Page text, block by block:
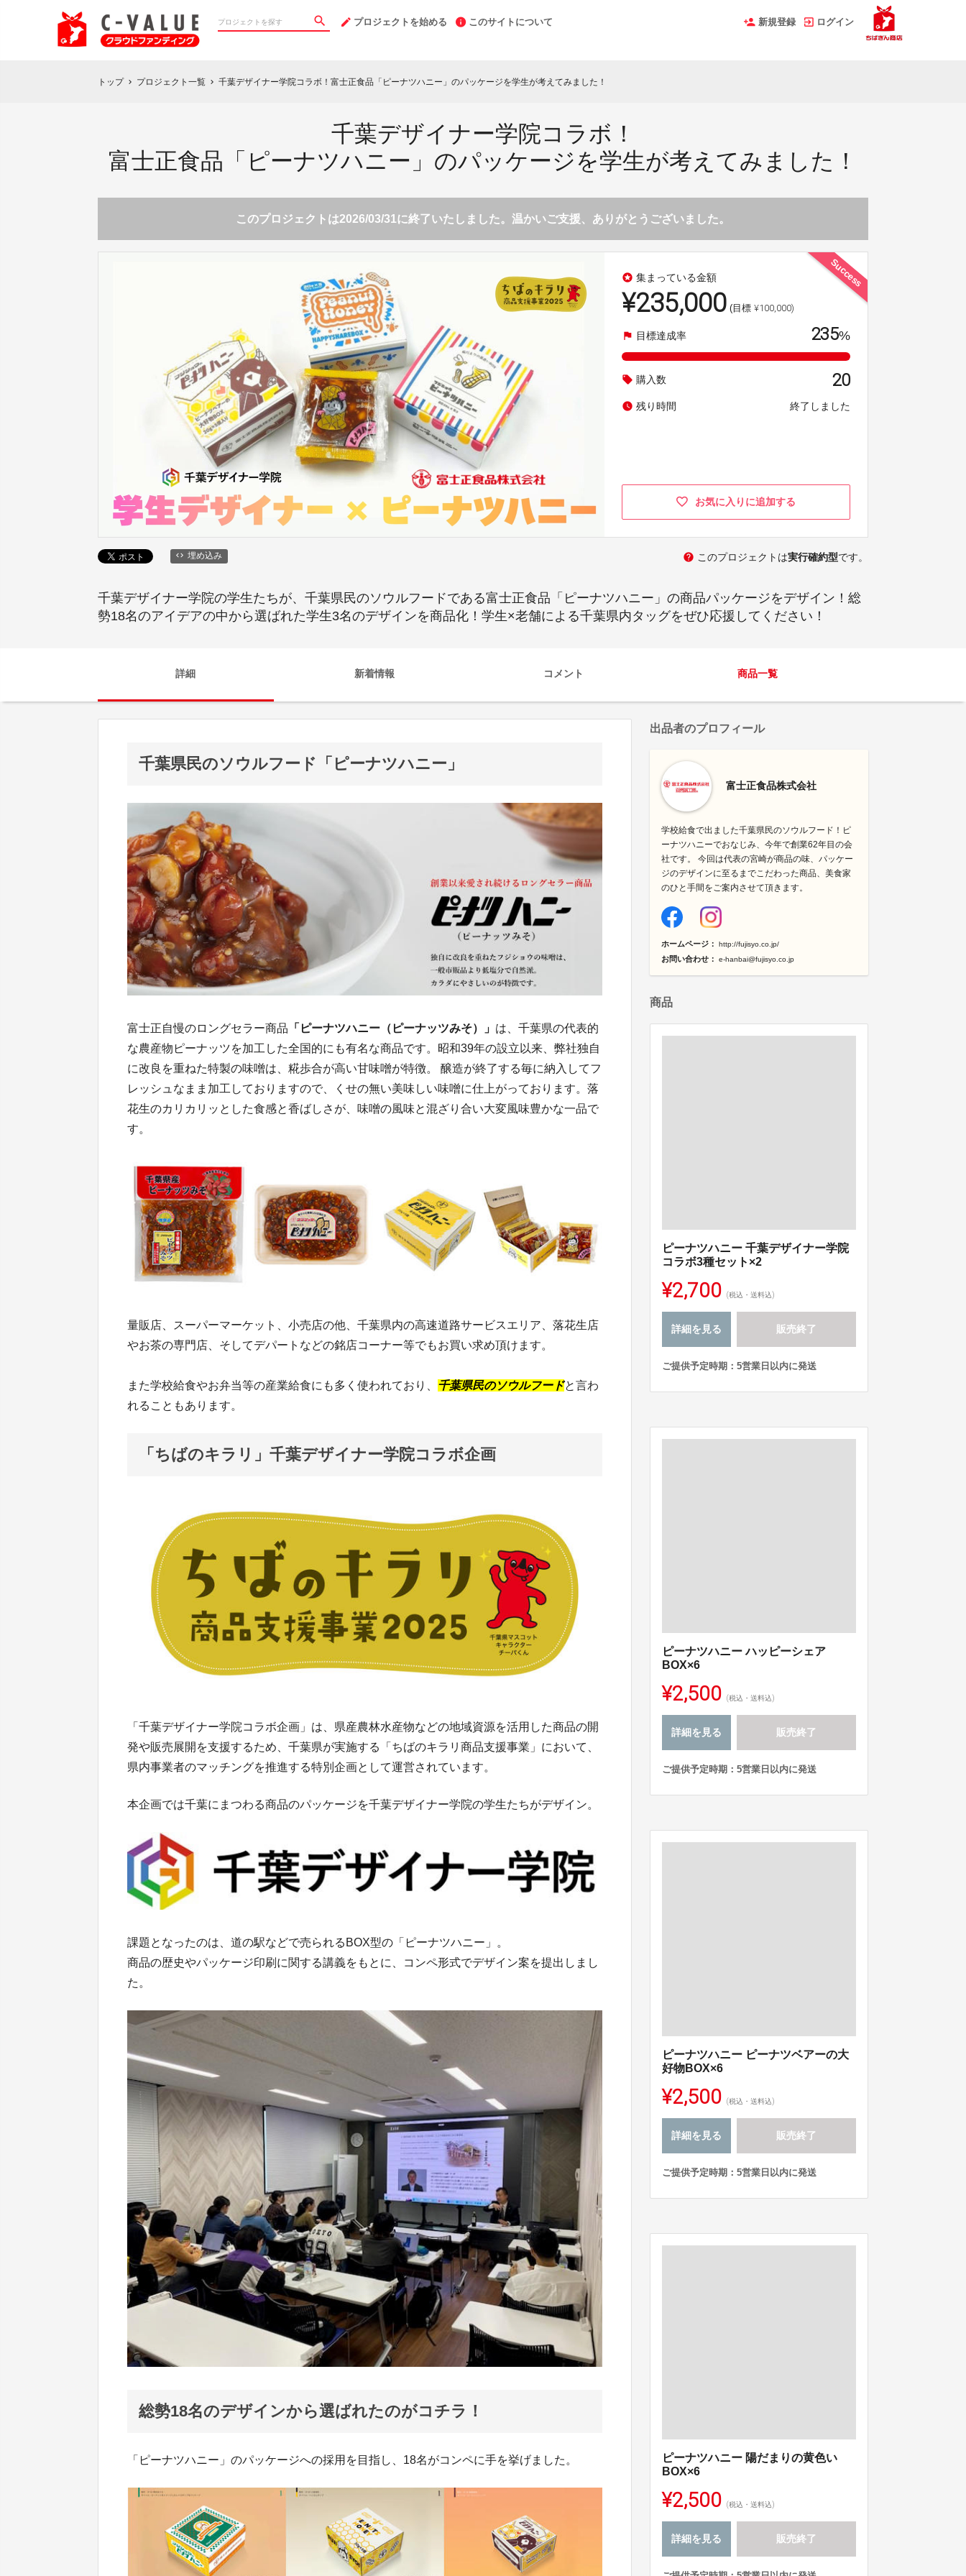
プロジェクトを始める このサイトについて 新規登録 ログイン
トップ chevron_right プロジェクト一覧 chevron_right 千葉デザイナー学院コラボ！富士正食品「ピーナツハニー」のパッケージを学生が考えてみました！
千葉デザイナー学院コラボ！
富士正食品「ピーナツハニー」のパッケージを学生が考えてみました！
このプロジェクトは2026/03/31に終了いたしました。温かいご支援、ありがとうございました。
Success
stars 集まっている金額
¥235,000 (目標 ¥100,000)
flag 目標達成率 235%
local_offer 購入数 20
watch_later 残り時間 終了しました
お気に入りに追加する
埋め込み help このプロジェクトは実行確約型です。
千葉デザイナー学院の学生たちが、千葉県民のソウルフードである富士正食品「ピーナツハニー」の商品パッケージをデザイン！総
勢18名のアイデアの中から選ばれた学生3名のデザインを商品化！学生×老舗による千葉県内タッグをぜひ応援してください！
詳細 新着情報 コメント 商品一覧
千葉県民のソウルフード「ピーナツハニー」
富士正自慢のロングセラー商品 「ピーナツハニー（ピーナッツみそ）」 は、千葉県の代表的
な農産物ピーナッツを加工した全国的にも有名な商品です。昭和39年の設立以来、弊社独自
に改良を重ねた特製の味噌は、糀歩合が高い甘味噌が特徴。 醸造が終了する毎に納入してフ
レッシュなまま加工しておりますので、くせの無い美味しい味噌に仕上がっております。落
花生のカリカリッとした食感と香ばしさが、味噌の風味と混ざり合い大変風味豊かな一品で
す。
量販店、スーパーマーケット、小売店の他、千葉県内の高速道路サービスエリア、落花生店
やお茶の専門店、そしてデパートなどの銘店コーナー等でもお買い求め頂けます。
また学校給食やお弁当等の産業給食にも多く使われており、 千葉県民のソウルフードと言わ
れることもあります。
「ちばのキラリ」千葉デザイナー学院コラボ企画
「千葉デザイナー学院コラボ企画」は、県産農林水産物などの地域資源を活用した商品の開
発や販売展開を支援するため、千葉県が実施する「ちばのキラリ商品支援事業」において、
県内事業者のマッチングを推進する特別企画として運営されています。
本企画では千葉にまつわる商品のパッケージを千葉デザイナー学院の学生たちがデザイン。
課題となったのは、道の駅などで売られるBOX型の「ピーナツハニー」。
商品の歴史やパッケージ印刷に関する講義をもとに、コンペ形式でデザイン案を提出しまし
た。
総勢18名のデザインから選ばれたのがコチラ！
「ピーナツハニー」のパッケージへの採用を目指し、18名がコンペに手を挙げました。
出品者のプロフィール
富士正食品株式会社
学校給食で出ました千葉県民のソウルフード！ピ
ーナツハニーでおなじみ、今年で創業62年目の会
社です。 今回は代表の宮崎が商品の味、パッケー
ジのデザインに至るまでこだわった商品、美食家
のひと手間をご案内させて頂きます。
ホームページ： http://fujisyo.co.jp/
お問い合わせ： e-hanbai@fujisyo.co.jp
商品
ピーナツハニー 千葉デザイナー学院
コラボ3種セット×2
¥2,700 (税込・送料込)
詳細を見る 販売終了
ご提供予定時期：5営業日以内に発送
ピーナツハニー ハッピーシェア
BOX×6
¥2,500 (税込・送料込)
詳細を見る 販売終了
ご提供予定時期：5営業日以内に発送
ピーナツハニー ピーナツベアーの大
好物BOX×6
¥2,500 (税込・送料込)
詳細を見る 販売終了
ご提供予定時期：5営業日以内に発送
ピーナツハニー 陽だまりの黄色い
BOX×6
¥2,500 (税込・送料込)
詳細を見る 販売終了